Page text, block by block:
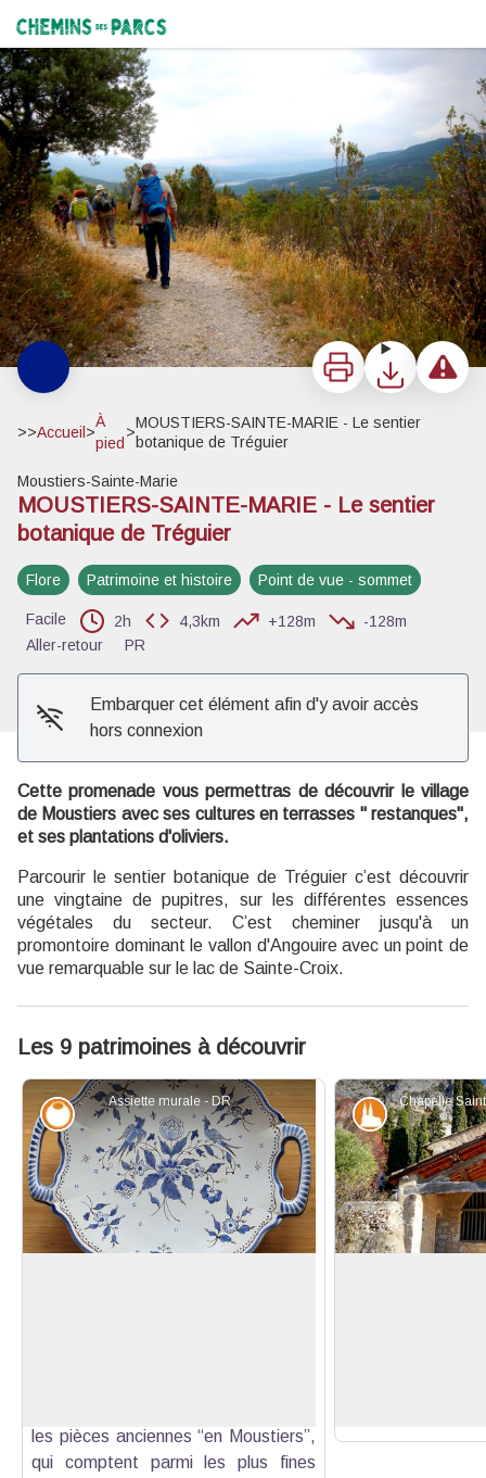
Chemins des Parcs
Voir l'image en plein écran
ImprimerTéléchargerSignaler
>>Accueil >
À
pied
>
MOUSTIERS-SAINTE-MARIE - Le sentier
botanique de Tréguier
Moustiers-Sainte-Marie
MOUSTIERS-SAINTE-MARIE - Le sentier
botanique de Tréguier
Flore Patrimoine et histoire Point de vue - sommet
Facile 2h 4,3km +128m
-128m
Aller-retour
PR
Embarquer cet élément afin d'y avoir accès
hors connexion
Cette promenade vous permettras de découvrir le village
de Moustiers avec ses cultures en terrasses " restanques",
et ses plantations d'oliviers.
Parcourir le sentier botanique de Tréguier c’est découvrir
une vingtaine de pupitres, sur les différentes essences
végétales du secteur. C’est cheminer jusqu'à un
promontoire dominant le vallon d'Angouire avec un point de
vue remarquable sur le lac de Sainte-Croix.
Les 9 patrimoines à découvrir
Assiette murale - DR
Savoir-faire
les pièces anciennes “en Moustiers”,
qui comptent parmi les plus fines
Patrimoine